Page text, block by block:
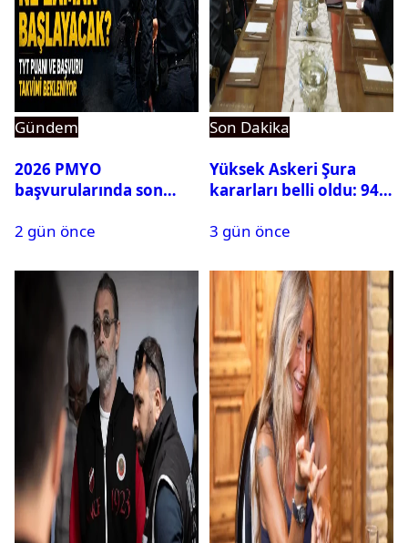
Gündem
2026 PMYO
başvurularında son
2 gün önce
Son Dakika
Yüksek Askeri Şura
kararları belli oldu: 94
3 gün önce